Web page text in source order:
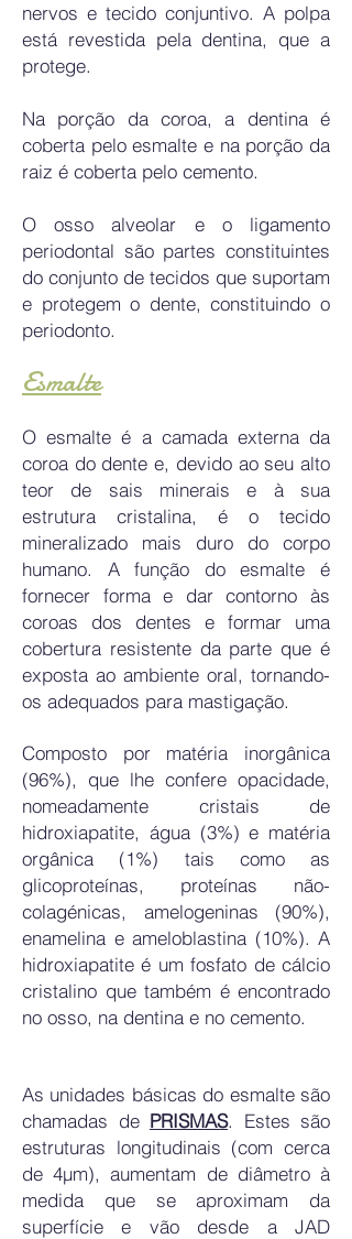
nervos e tecido conjuntivo. A polpa
está revestida pela dentina, que a
protege.
Na porção da coroa, a dentina é
coberta pelo esmalte e na porção da
raiz é coberta pelo cemento.
O osso alveolar e o ligamento
periodontal são partes constituintes
do conjunto de tecidos que suportam
e protegem o dente, constituindo o
periodonto.
Esmalte
O esmalte é a camada externa da
coroa do dente e, devido ao seu alto
teor de sais minerais e à sua
estrutura cristalina, é o tecido
mineralizado mais duro do corpo
humano. A função do esmalte é
fornecer forma e dar contorno às
coroas dos dentes e formar uma
cobertura resistente da parte que é
exposta ao ambiente oral, tornando-
os adequados para mastigação.
Composto por matéria inorgânica
(96%), que lhe confere opacidade,
nomeadamente cristais de
hidroxiapatite, água (3%) e matéria
orgânica (1%) tais como as
glicoproteínas, proteínas não-
colagénicas, amelogeninas (90%),
enamelina e ameloblastina (10%). A
hidroxiapatite é um fosfato de cálcio
cristalino que também é encontrado
no osso, na dentina e no cemento.
As unidades básicas do esmalte são
chamadas de PRISMAS. Estes são
estruturas longitudinais (com cerca
de 4µm), aumentam de diâmetro à
medida que se aproximam da
superfície e vão desde a JAD